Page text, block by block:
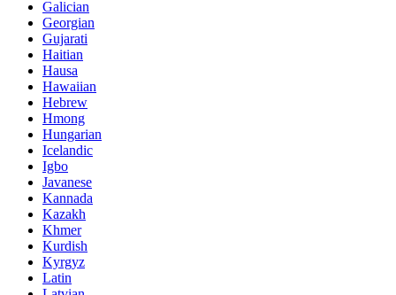
Galician
Georgian
Gujarati
Haitian
Hausa
Hawaiian
Hebrew
Hmong
Hungarian
Icelandic
Igbo
Javanese
Kannada
Kazakh
Khmer
Kurdish
Kyrgyz
Latin